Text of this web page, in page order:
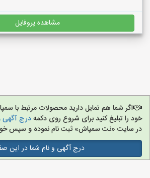
مشاهده پروفایل
اگر شما هم تمایل دارید محصولات مرتبط با
خود را تبلیغ کنید برای شروع روی دکمهدرج آگهی
در سایت «نت سمپاش» ثبت نام نموده و سپس
درج آگهی و نام شما در این